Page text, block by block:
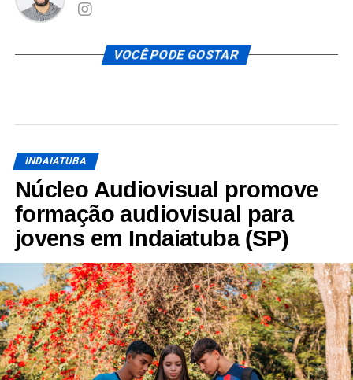
VOCÊ PODE GOSTAR
INDAIATUBA
Núcleo Audiovisual promove
formação audiovisual para
jovens em Indaiatuba (SP)